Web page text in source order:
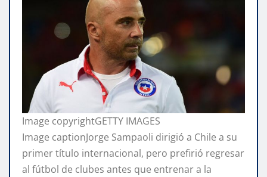
Image copyrightGETTY IMAGES
Image captionJorge Sampaoli dirigió a Chile a su
primer título internacional, pero prefirió regresar
al fútbol de clubes antes que entrenar a la